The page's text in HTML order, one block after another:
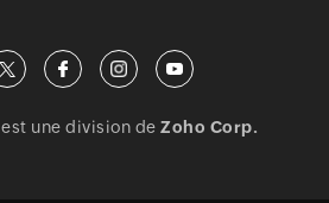
est une division deZoho Corp.